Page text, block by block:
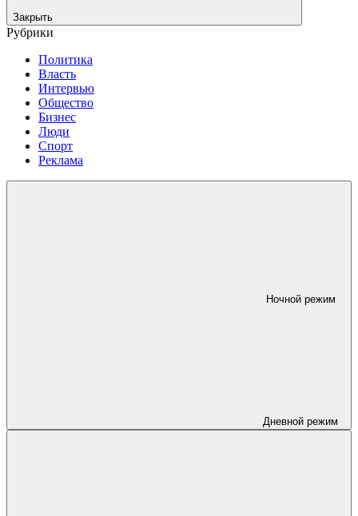
Закрыть
Рубрики
Политика
Власть
Интервью
Общество
Бизнес
Люди
Спорт
Реклама
Ночной режим
Дневной режим